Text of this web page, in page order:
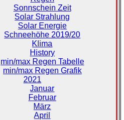
Sonnschein Zeit
Solar Strahlung
Solar Energie
Schneehöhe 2019/20
Klima
History
min/max Regen Tabelle
min/max Regen Grafik
2021
Januar
Februar
März
April